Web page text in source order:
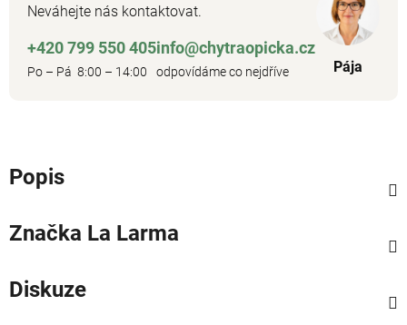
Neváhejte nás kontaktovat.
+420 799 550 405
Po – Pá 8:00 – 14:00
info@chytraopicka.cz
odpovídáme co nejdříve Pája
Popis
Značka La Larma
Diskuze